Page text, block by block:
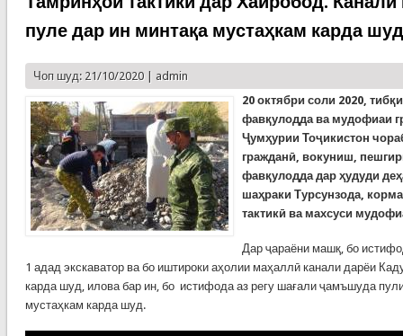
пуле дар ин минтақа мустаҳкам карда шуд
Чоп шуд: 21/10/2020 | admin
20 октябри соли 2020,
фавқулодда ва мудофиаи
Ҷумҳурии Тоҷикистон
гражданӣ, вокуниш,
фавқулодда дар ҳудуди
шаҳраки Турсунзода,
тактикӣ ва махсуси
Дар ҷараёни машқ, бо
1 адад экскаватор ва бо иштироки аҳолии маҳаллӣ канали дарёи
карда шуд, илова бар ин, бо истифода аз регу шағали ҷамъшуда
мустаҳкам карда шуд.